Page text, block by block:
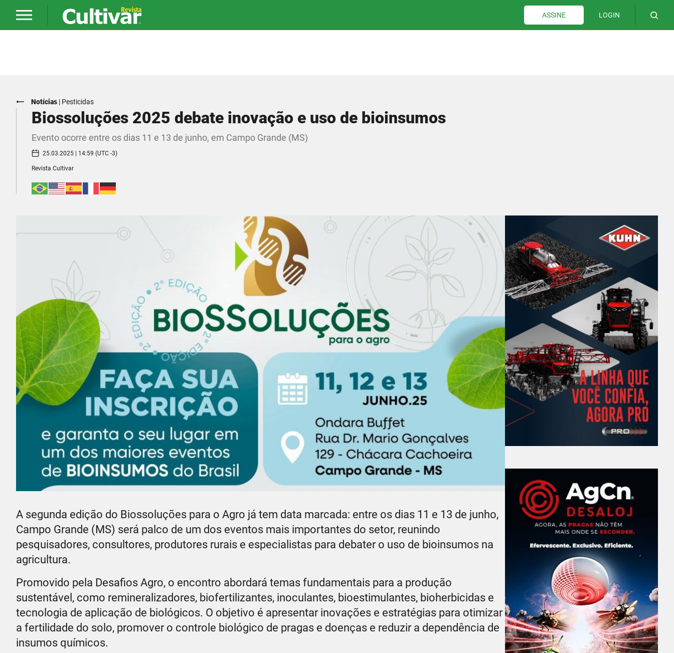
ASSINE LOGIN
Notícias | Pesticidas
Biossoluções 2025 debate inovação e uso de bioinsumos
Evento ocorre entre os dias 11 e 13 de junho, em Campo Grande (MS)
25.03.2025 | 14:59 (UTC -3)
Revista Cultivar
A segunda edição do Biossoluções para o Agro já tem data marcada: entre os dias 11 e 13 de junho,
Campo Grande (MS) será palco de um dos eventos mais importantes do setor, reunindo
pesquisadores, consultores, produtores rurais e especialistas para debater o uso de bioinsumos na
agricultura.
Promovido pela Desafios Agro, o encontro abordará temas fundamentais para a produção
sustentável, como remineralizadores, biofertilizantes, inoculantes, bioestimulantes, bioherbicidas e
tecnologia de aplicação de biológicos. O objetivo é apresentar inovações e estratégias para otimizar
a fertilidade do solo, promover o controle biológico de pragas e doenças e reduzir a dependência de
insumos químicos.